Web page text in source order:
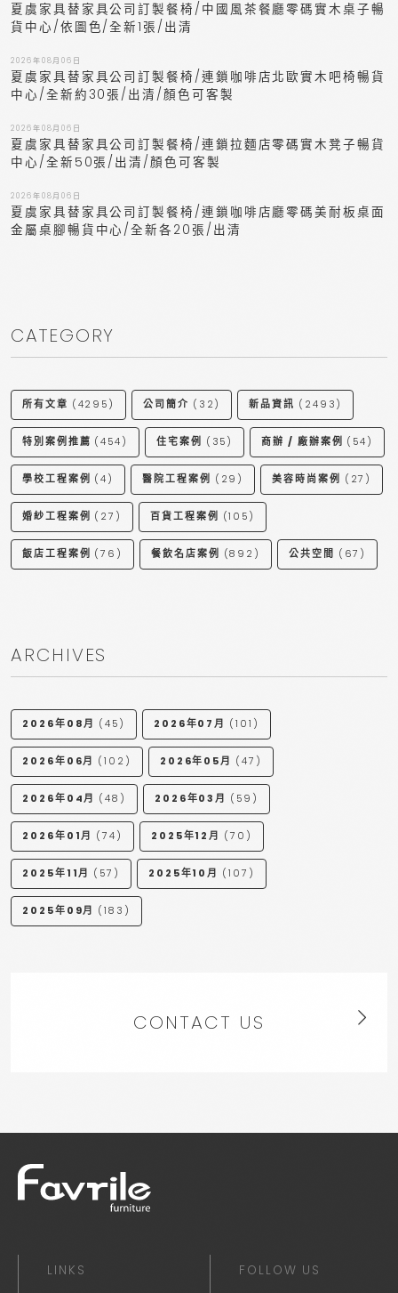
夏虞家具替家具公司訂製餐椅/中國風茶餐廳零碼實木桌子暢
貨中心/依圖色/全新1張/出清
2026年08月06日
夏虞家具替家具公司訂製餐椅/連鎖咖啡店北歐實木吧椅暢貨
中心/全新約30張/出清/顏色可客製
2026年08月06日
夏虞家具替家具公司訂製餐椅/連鎖拉麵店零碼實木凳子暢貨
中心/全新50張/出清/顏色可客製
2026年08月06日
夏虞家具替家具公司訂製餐椅/連鎖咖啡店廳零碼美耐板桌面
金屬桌腳暢貨中心/全新各20張/出清
CATEGORY
所有文章 (4295) 公司簡介 (32) 新品資訊 (2493)
特別案例推薦 (454) 住宅案例 (35) 商辦 / 廠辦案例 (54)
學校工程案例 (4) 醫院工程案例 (29) 美容時尚案例 (27)
婚紗工程案例 (27) 百貨工程案例 (105)
飯店工程案例 (76) 餐飲名店案例 (892) 公共空間 (67)
ARCHIVES
2026年08月 (45) 2026年07月 (101)
2026年06月 (102) 2026年05月 (47)
2026年04月 (48) 2026年03月 (59)
2026年01月 (74) 2025年12月 (70)
2025年11月 (57) 2025年10月 (107)
2025年09月 (183)
CONTACT US
LINKS FOLLOW US